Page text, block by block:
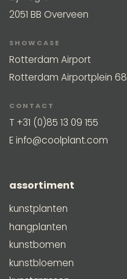
2051 BB Overveen
SHOWCASE
Rotterdam Airport
Rotterdam Airportplein 68
CONTACT
T +31 (0)85 13 09 155
Einfo@coolplant.com
assortiment
kunstplanten
hangplanten
kunstbomen
kunstbloemen